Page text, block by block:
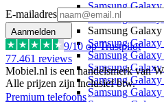
Samsung Galaxy
Samsung
Samsung Galaxy
Samsung
Samsung
Samsung
Samsung
Samsung
E-mailadres
Aanmelden
9/10 op Trustpilot
77.461 reviews
Mobiel.nl is een handelsmerk van
Alle prijzen zijn inclusief btw.
Premium telefoons